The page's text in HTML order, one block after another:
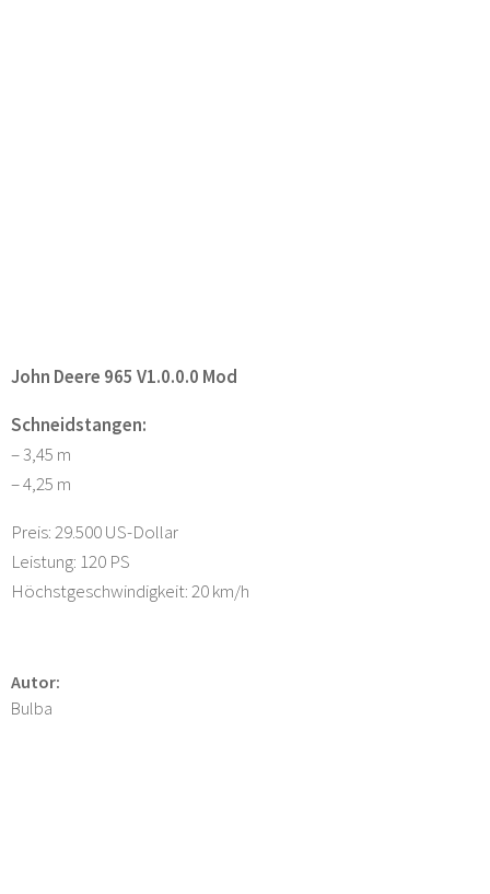
John Deere 965 V1.0.0.0 Mod
Schneidstangen:
– 3,45 m
– 4,25 m
Preis: 29.500 US-Dollar
Leistung: 120 PS
Höchstgeschwindigkeit: 20 km/h
Autor:
Bulba